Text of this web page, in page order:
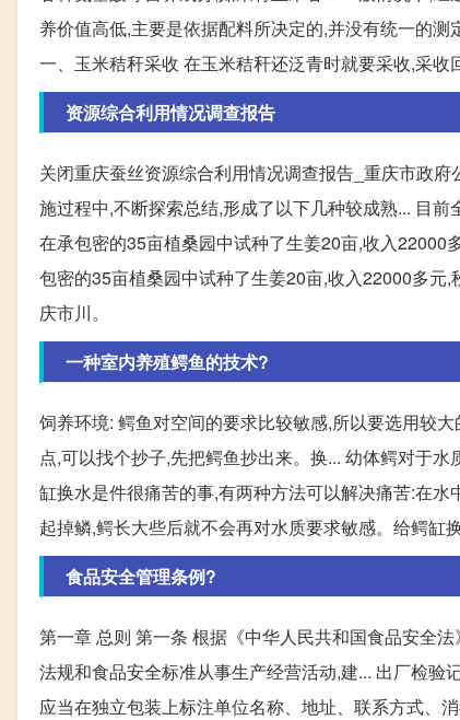
养价值高低,主要是依据配料所决定的,并没有统一的
一、玉米秸秆采收 在玉米秸秆还泛青时就要采收,采收
资源综合利用情况调查报告
关闭重庆蚕丝资源综合利用情况调查报告_重庆市政
施过程中,不断探索总结,形成了以下几种较成熟... 目
在承包密的35亩植桑园中试种了生姜20亩,收入22000
包密的35亩植桑园中试种了生姜20亩,收入22000多元
庆市川。
一种室内养殖鳄鱼的技术?
饲养环境: 鳄鱼对空间的要求比较敏感,所以要选用较
点,可以找个抄子,先把鳄鱼抄出来。换... 幼体鳄对于
缸换水是件很痛苦的事,有两种方法可以解决痛苦:在
起掉鳞,鳄长大些后就不会再对水质要求敏感。给鳄缸
食品安全管理条例?
第一章 总则 第一条 根据《中华人民共和国食品安全
法规和食品安全标准从事生产经营活动,建... 出厂检
应当在独立包装上标注单位名称、地址、联系方式、